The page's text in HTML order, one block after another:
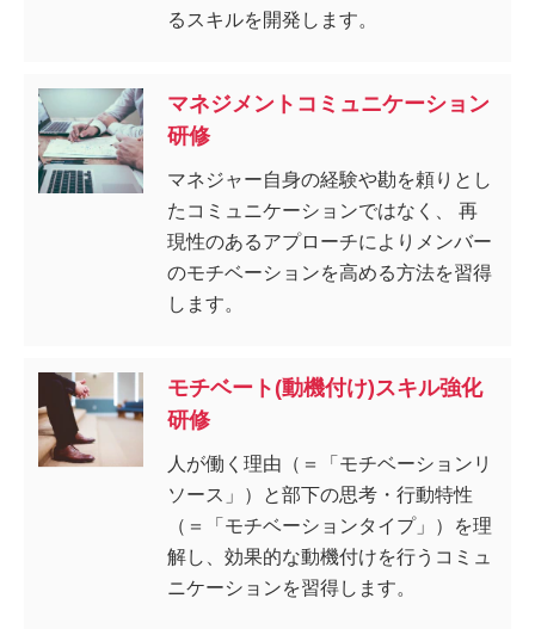
るスキルを開発します。
マネジメントコミュニケーション
研修
マネジャー自身の経験や勘を頼りとし
たコミュニケーションではなく、 再
現性のあるアプローチによりメンバー
のモチベーションを高める方法を習得
します。
モチベート(動機付け)スキル強化
研修
人が働く理由（＝「モチベーションリ
ソース」）と部下の思考・行動特性
（＝「モチベーションタイプ」）を理
解し、効果的な動機付けを行うコミュ
ニケーションを習得します。